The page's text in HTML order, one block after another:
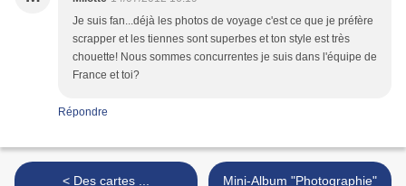
Je suis fan...déjà les photos de voyage c'est ce que je préfère
scrapper et les tiennes sont superbes et ton style est très
chouette! Nous sommes concurrentes je suis dans l'équipe de
France et toi?
Répondre
< Des cartes ...
Mini-Album "Photographie"